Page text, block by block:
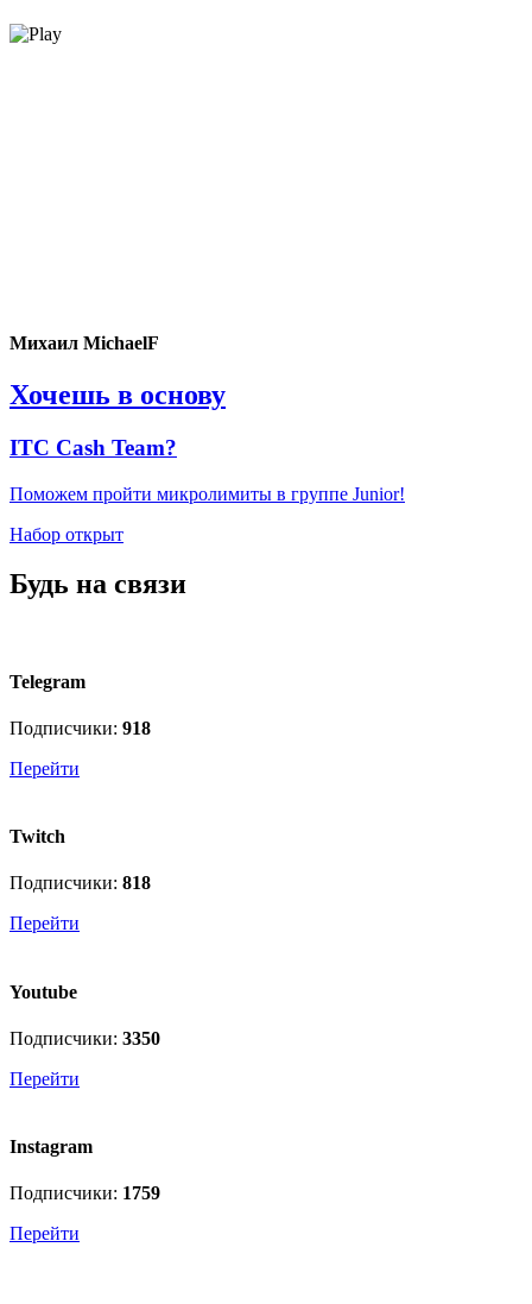
Михаил MichaelF
Хочешь в основу
ITC Cash Team?
Поможем пройти микролимиты в группе Junior!
Набор открыт
Будь на связи
Telegram
Подписчики: 918
Перейти
Twitch
Подписчики: 818
Перейти
Youtube
Подписчики: 3350
Перейти
Instagram
Подписчики: 1759
Перейти